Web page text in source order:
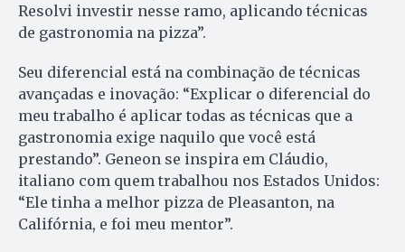
Resolvi investir nesse ramo, aplicando técnicas
de gastronomia na pizza”.
Seu diferencial está na combinação de técnicas
avançadas e inovação: “Explicar o diferencial do
meu trabalho é aplicar todas as técnicas que a
gastronomia exige naquilo que você está
prestando”. Geneon se inspira em Cláudio,
italiano com quem trabalhou nos Estados Unidos:
“Ele tinha a melhor pizza de Pleasanton, na
Califórnia, e foi meu mentor”.